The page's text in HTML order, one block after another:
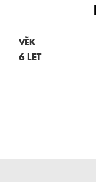
VĚK
6 LET